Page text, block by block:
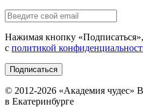
Нажимая кнопку «Подписаться
с политикой
Подписаться
© 2012-2026 «Академия чудес»
в Екатеринбурге